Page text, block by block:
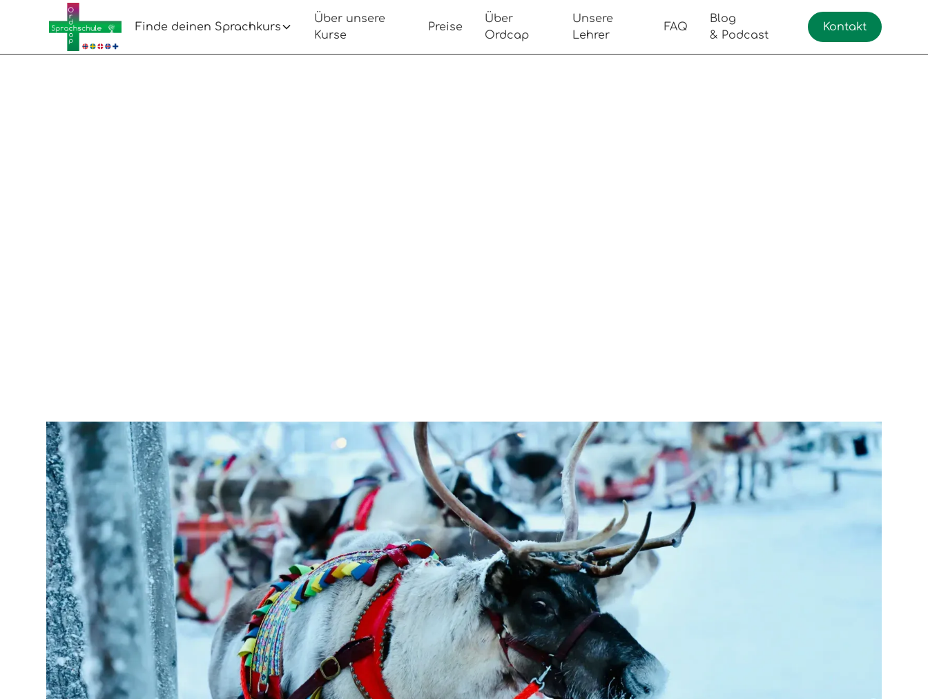
Finde deinen Sprachkurs
Über unsere
Kurse
Preise
Über
Ordcap
Unsere
Lehrer
FAQ
Blog
& Podcast
Kontakt
Finnisch
263FIB102
B1.VIII –Fortgeschrittene mit guten Kenntnissen
Reguläre Kurse
Start:01.10.2026
Ende:26.11.2026
Ristomatti
Erfahre mehr über mich
Kein Unterricht am 19.11.
Do 19:45-21:00
4 TN: 174 €
3 TN:232 €
2 TN:348 €(findet nur auf Anfrage statt)
Zoom